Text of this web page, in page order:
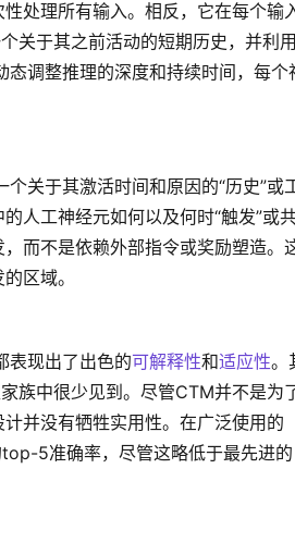
处理所有输入。相反，它在每个输
关于其之前活动的短期历史，并利
调整推理的深度和持续时间，每个
关于其激活时间和原因的“历史”或
人工神经元如何以及何时“触发”或
而不是依赖外部指令或奖励塑造。
区域。
表现出了出色的可解释性和适应性。
族中很少见到。尽管CTM并不是为
并没有牺牲实用性。在广泛使用的
5准确率，尽管这略低于最先进的